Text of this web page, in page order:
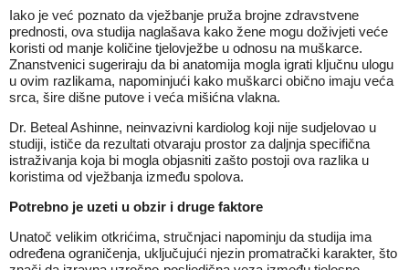
Iako je već poznato da vježbanje pruža brojne zdravstvene
prednosti, ova studija naglašava kako žene mogu doživjeti veće
koristi od manje količine tjelovježbe u odnosu na muškarce.
Znanstvenici sugeriraju da bi anatomija mogla igrati ključnu ulogu
u ovim razlikama, napominjući kako muškarci obično imaju veća
srca, šire dišne putove i veća mišićna vlakna.
Dr. Beteal Ashinne, neinvazivni kardiolog koji nije sudjelovao u
studiji, ističe da rezultati otvaraju prostor za daljnja specifična
istraživanja koja bi mogla objasniti zašto postoji ova razlika u
koristima od vježbanja između spolova.
Potrebno je uzeti u obzir i druge faktore
Unatoč velikim otkrićima, stručnjaci napominju da studija ima
određena ograničenja, uključujući njezin promatrački karakter, što